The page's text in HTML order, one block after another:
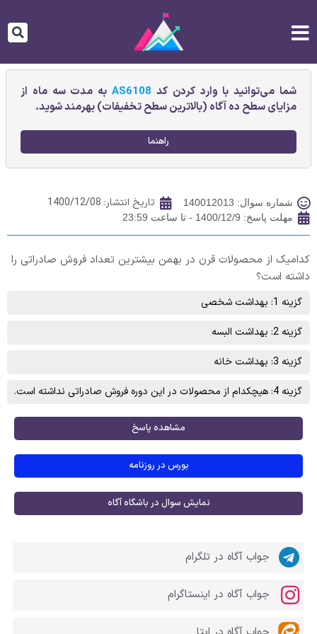
شما می‌توانید با وارد کردن کد AS6108به مدت سه ماه از
مزایای سطح ده آگاه (بالاترین سطح تخفیفات) بهرمند شوید.
راهنما
شماره سوال: 140012013 تاریخ انتشار: 1400/12/08
مهلت پاسخ: 1400/12/9 - تا ساعت 23:59
کدامیک از محصولات قرن در بهمن بیشترین تعداد فروش صادراتی را
داشته است؟
گزینه 1: بهداشت شخصی
گزینه 2: بهداشت البسه
گزینه 3: بهداشت خانه
گزینه 4: هیچکدام از محصولات در این دوره فروش صادراتی نداشته است.
مشاهده پاسخ
بورس در روزنامه
نمایش سوال در باشگاه آگاه
جواب آگاه در تلگرام
جواب آگاه در اینستاگرام